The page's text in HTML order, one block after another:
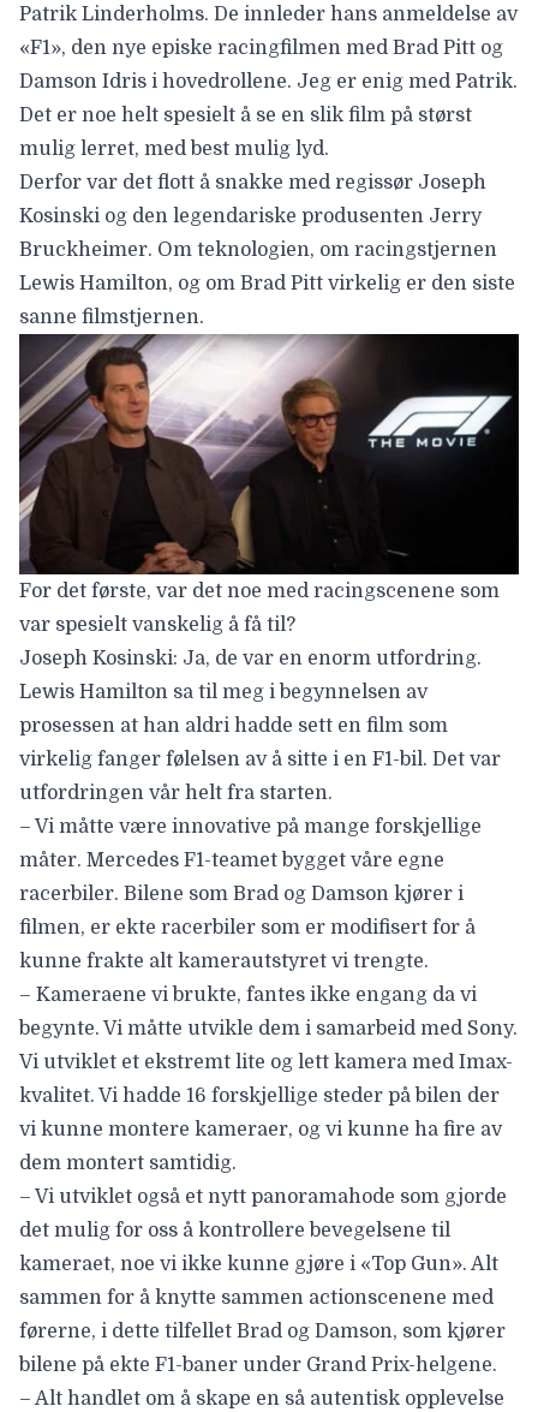
Patrik Linderholms. De innleder hans anmeldelse av
«F1», den nye episke racingfilmen med Brad Pitt og
Damson Idris i hovedrollene. Jeg er enig med Patrik.
Det er noe helt spesielt å se en slik film på størst
mulig lerret, med best mulig lyd.
Derfor var det flott å snakke med regissør Joseph
Kosinski og den legendariske produsenten Jerry
Bruckheimer. Om teknologien, om racingstjernen
Lewis Hamilton, og om Brad Pitt virkelig er den siste
sanne filmstjernen.
For det første, var det noe med racingscenene som
var spesielt vanskelig å få til?
Joseph Kosinski: Ja, de var en enorm utfordring.
Lewis Hamilton sa til meg i begynnelsen av
prosessen at han aldri hadde sett en film som
virkelig fanger følelsen av å sitte i en F1-bil. Det var
utfordringen vår helt fra starten.
– Vi måtte være innovative på mange forskjellige
måter. Mercedes F1-teamet bygget våre egne
racerbiler. Bilene som Brad og Damson kjører i
filmen, er ekte racerbiler som er modifisert for å
kunne frakte alt kamerautstyret vi trengte.
– Kameraene vi brukte, fantes ikke engang da vi
begynte. Vi måtte utvikle dem i samarbeid med Sony.
Vi utviklet et ekstremt lite og lett kamera med Imax-
kvalitet. Vi hadde 16 forskjellige steder på bilen der
vi kunne montere kameraer, og vi kunne ha fire av
dem montert samtidig.
– Vi utviklet også et nytt panoramahode som gjorde
det mulig for oss å kontrollere bevegelsene til
kameraet, noe vi ikke kunne gjøre i «Top Gun». Alt
sammen for å knytte sammen actionscenene med
førerne, i dette tilfellet Brad og Damson, som kjører
bilene på ekte F1-baner under Grand Prix-helgene.
– Alt handlet om å skape en så autentisk opplevelse